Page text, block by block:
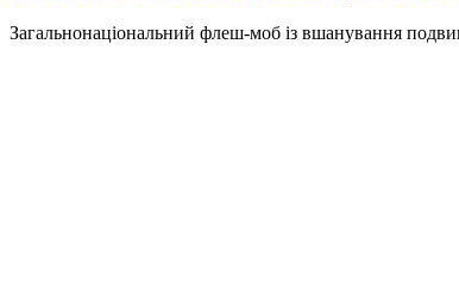
Загальнонаціональний флеш-моб із вшанування